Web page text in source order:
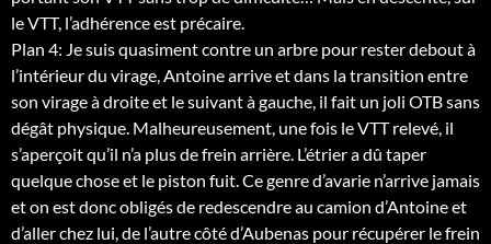
le VTT, l’adhérence est précaire.
Plan 4: Je suis quasiment contre un arbre pour rester debout à
l’intérieur du virage, Antoine arrive et dans la transition entre
son virage à droite et le suivant à gauche, il fait un joli OTB sans
dégât physique. Malheureusement, une fois le VTT relevé, il
s’aperçoit qu’il n’a plus de frein arrière. L’étrier a dû taper
quelque chose et le piston fuit. Ce genre d’avarie n’arrive jamais
et on est donc obligés de redescendre au camion d’Antoine et
d’aller chez lui, de l’autre côté d’Aubenas pour récupérer le frein